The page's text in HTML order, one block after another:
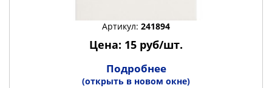
Артикул: 241894
Цена: 15 руб/шт.
Подробнее
(открыть в новом окне)